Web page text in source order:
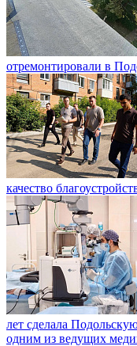
отремонтировали в
качество
лет сделала
одним из ведущих